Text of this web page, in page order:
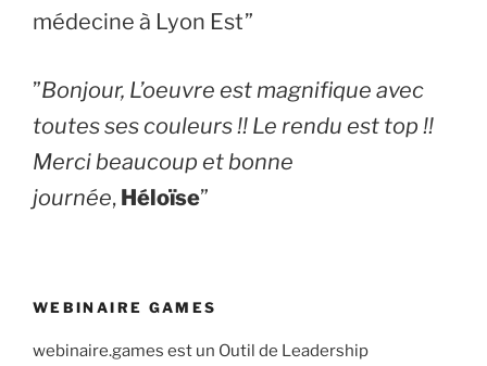
médecine à Lyon Est”
​”Bonjour, L’oeuvre est magnifique avec
toutes ses couleurs !! Le rendu est top !!
Merci beaucoup et bonne
journée, Héloïse”
WEBINAIRE GAMES
webinaire.games est un Outil de Leadership